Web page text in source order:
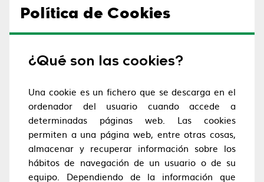
Política de Cookies
¿Qué son las cookies?
Una cookie es un fichero que se descarga en el
ordenador del usuario cuando accede a
determinadas páginas web. Las cookies
permiten a una página web, entre otras cosas,
almacenar y recuperar información sobre los
hábitos de navegación de un usuario o de su
equipo. Dependiendo de la información que